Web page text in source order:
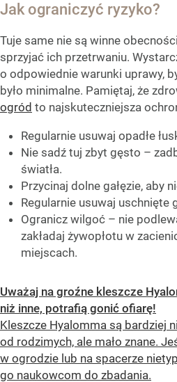
Jak ograniczyć ryzyko?
Tuje same nie są winne
sprzyjać ich przetrwaniu.
o odpowiednie warunki uprawy,
było minimalne. Pamiętaj, że
ogród to najskuteczniejsza
Regularnie usuwaj opadłe
Nie sadź tuj zbyt gęsto –
światła.
Przycinaj dolne gałęzie, aby
Regularnie usuwaj uschnięte
Ogranicz wilgoć – nie
zakładaj żywopłotu w
miejscach.
Uważaj na groźne kleszcze
niż inne, potrafią gonić ofiarę!
Kleszcze Hyalomma są bardziej
od rodzimych, ale mało znane.
w ogrodzie lub na spacerze
go naukowcom do zbadania.